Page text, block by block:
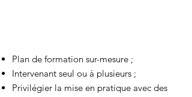
Plan de formation sur-mesure ;
Intervenant seul ou à plusieurs ;
Privilégier la mise en pratique avec des